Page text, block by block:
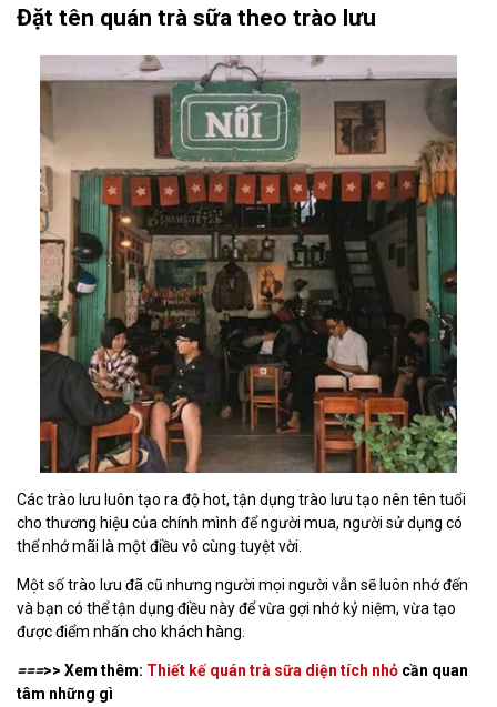
Đặt tên quán trà sữa theo trào lưu
Các trào lưu luôn tạo ra độ hot, tận dụng trào lưu tạo nên tên tuổi
cho thương hiệu của chính mình để người mua, người sử dụng có
thể nhớ mãi là một điều vô cùng tuyệt vời.
Một số trào lưu đã cũ nhưng người mọi người vẫn sẽ luôn nhớ đến
và bạn có thể tận dụng điều này để vừa gợi nhớ kỷ niệm, vừa tạo
được điểm nhấn cho khách hàng.
===>> Xem thêm: Thiết kế quán trà sữa diện tích nhỏ cần quan
tâm những gì